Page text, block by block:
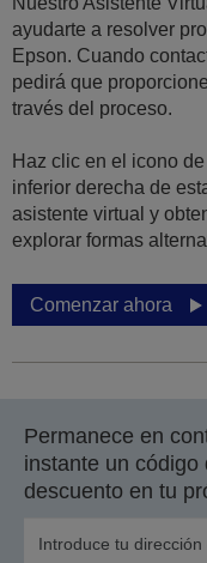
ayudarte a resolver
Epson. Cuando
pedirá que
través del proceso.
Haz clic en el icono
inferior derecha de
asistente virtual y
explorar formas
Comenzar ahora
Permanece en
instante un código
descuento en tu